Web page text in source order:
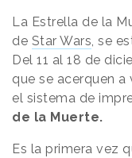
La Estrella de la
de Star Wars, se
Del 11 al 18 de
que se acerquen
el sistema de
de la Muerte.
Es la primera vez